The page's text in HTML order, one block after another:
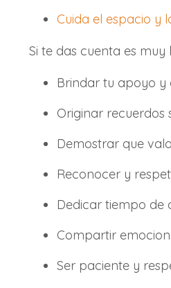
Cuida el espacio y
Si te das cuenta es
Brindar tu apoyo y
Originar recuerdos
Demostrar que
Reconocer y
Dedicar tiempo de
Compartir
Ser paciente y